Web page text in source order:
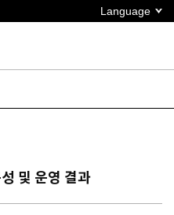
Language
및 운영 결과